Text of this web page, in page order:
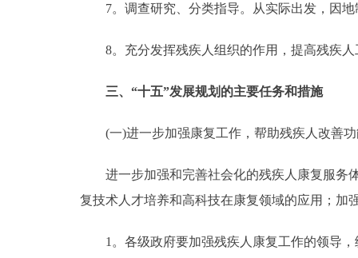
7。调查研究、分类指导。从实际出发，因地
8。充分发挥残疾人组织的作用，提高残疾人
三、“十五”发展规划的主要任务和措施
(一)进一步加强康复工作，帮助残疾人改善功
进一步加强和完善社会化的残疾人康复服务体
复技术人才培养和高科技在康复领域的应用；加
1。各级政府要加强残疾人康复工作的领导，